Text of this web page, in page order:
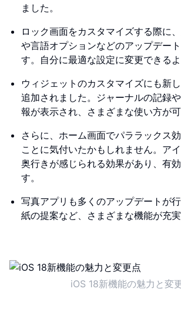
ました。
ロック画面をカスタマイズする際に
や言語オプションなどのアップデー
す。自分に最適な設定に変更できるよ
ウィジェットのカスタマイズにも新
追加されました。ジャーナルの記録
報が表示され、さまざまな使い方が可
さらに、ホーム画面でパララックス
ことに気付いたかもしれません。ア
奥行きが感じられる効果があり、有
す。
写真アプリも多くのアップデートが
紙の提案など、さまざまな機能が充実
iOS 18新機能の魅力と変